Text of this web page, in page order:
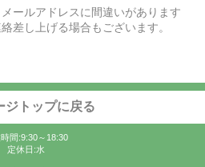
ールアドレスに間違いがあります
差し上げる場合もございます。
ジトップに戻る
間:9:30～18:30
定休日:水